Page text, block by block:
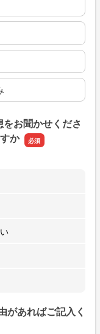
お聞かせくださ
か
があればご記入く